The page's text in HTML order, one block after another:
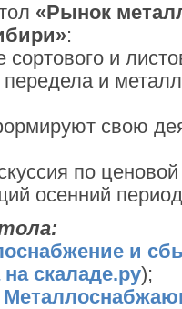
«Рынок
:
и
и
свою
по
осенний период
и
на скаладе.ру);